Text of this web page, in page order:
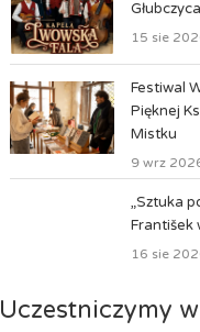
15 sie
Festiwal
Pięknej
Mistku
9 wrz
„Sztuka
František
16 sie
Uczestniczymy